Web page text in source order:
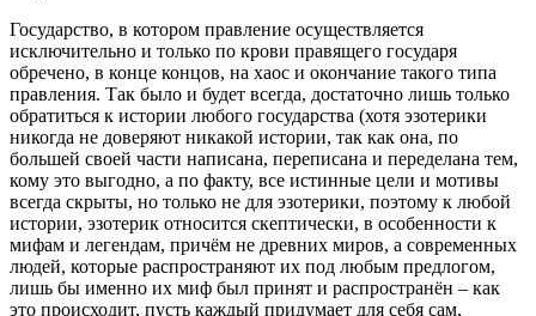
Государство, в котором правление осуществляется
исключительно и только по крови правящего государя
обречено, в конце концов, на хаос и окончание такого типа
правления. Так было и будет всегда, достаточно лишь только
обратиться к истории любого государства (хотя эзотерики
никогда не доверяют никакой истории, так как она, по
большей своей части написана, переписана и переделана тем,
кому это выгодно, а по факту, все истинные цели и мотивы
всегда скрыты, но только не для эзотерики, поэтому к любой
истории, эзотерик относится скептически, в особенности к
мифам и легендам, причём не древних миров, а современных
людей, которые распространяют их под любым предлогом,
лишь бы именно их миф был принят и распространён – как
это происходит, пусть каждый придумает для себя сам,